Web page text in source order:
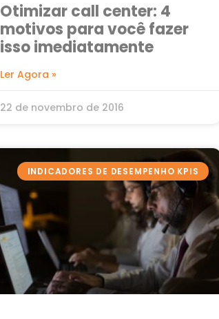
Otimizar call center: 4
motivos para você fazer
isso imediatamente
Ler Agora »
22 de novembro de 2016
INDICADORES DE DESEMPENHO KPIS